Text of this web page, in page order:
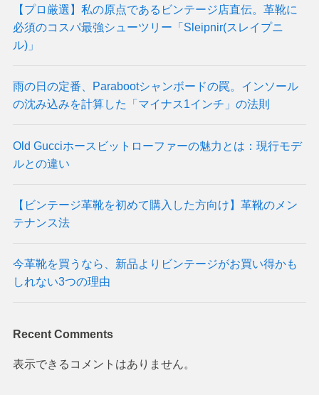
【プロ厳選】私の原点であるビンテージ店直伝。革靴に
必須のコスパ最強シューツリー「Sleipnir(スレイプニ
ル)」
雨の日の定番、Parabootシャンボードの罠。インソール
の沈み込みを計算した「マイナス1インチ」の法則
Old Gucciホースビットローファーの魅力とは：現行モデ
ルとの違い
【ビンテージ革靴を初めて購入した方向け】革靴のメン
テナンス法
今革靴を買うなら、新品よりビンテージがお買い得かも
しれない3つの理由
Recent Comments
表示できるコメントはありません。